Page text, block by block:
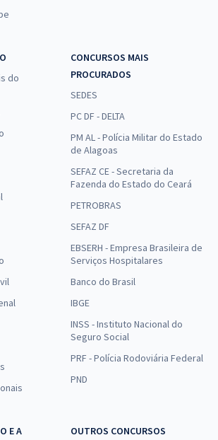
do
CONCURSOS MAIS
PROCURADOS
SEDES
PC DF - DELTA
PM AL - Polícia Militar do Estado
de Alagoas
SEFAZ CE - Secretaria da
Fazenda do Estado do Ceará
PETROBRAS
SEFAZ DF
EBSERH - Empresa Brasileira de
Serviços Hospitalares
Banco do Brasil
IBGE
INSS - Instituto Nacional do
Seguro Social
PRF - Polícia Rodoviária Federal
PND
E A
OUTROS CONCURSOS